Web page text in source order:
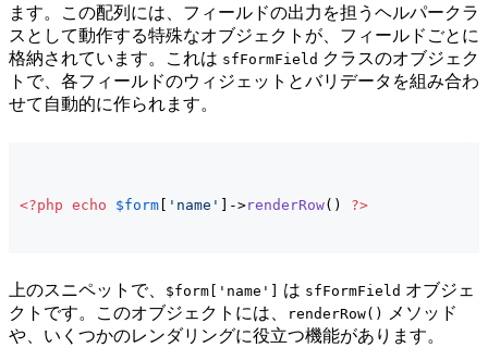
ます。この配列には、フィールドの出力を担うヘルパークラ
スとして動作する特殊なオブジェクトが、フィールドごとに
格納されています。これは sfFormField クラスのオブジェク
トで、各フィールドのウィジェットとバリデータを組み合わ
せて自動的に作られます。
<?php echo $form [ 'name' ] ->renderRow( ) ?>
上のスニペットで、 $form['name'] は sfFormField オブジェ
クトです。このオブジェクトには、
renderRow()
メソッド
や、いくつかのレンダリングに役立つ機能があります。